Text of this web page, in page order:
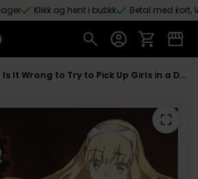
Klikk og hent i butikk Betal med kort,
Is It Wrong to Try to Pick Up Girls in a Dungeon? On the Side (Light Novel)